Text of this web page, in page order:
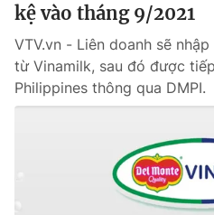
kệ vào tháng 9/2021
VTV.vn - Liên doanh sẽ
từ Vinamilk, sau đó được
Philippines thông qua DMPI.